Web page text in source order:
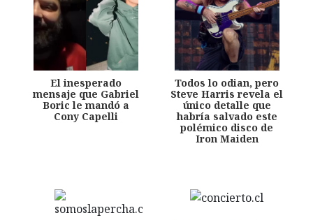
El inesperado
mensaje que Gabriel
Boric le mandó a
Cony Capelli
Todos lo odian, pero
Steve Harris revela el
único detalle que
habría salvado este
polémico disco de
Iron Maiden